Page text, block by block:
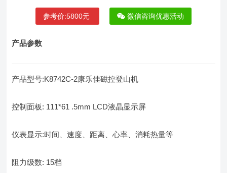
参考价:5800元 微信咨询优惠活动
产品参数
产品型号:K8742C-2康乐佳磁控登山机
控制面板: 111*61 .5mm LCD液晶显示屏
仪表显示:时间、速度、距离、心率、消耗热量等
阻力级数: 15档